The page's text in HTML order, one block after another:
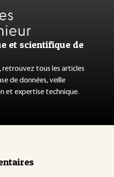
et scientifique de
retrouvez tous les articles
de données, veille
et expertise technique.